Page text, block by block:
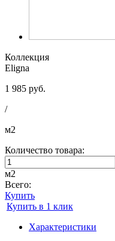
Коллекция
Eligna
1 985 руб.
/
м2
Количество товара:
м2
Всего:
Купить
Купить в 1 клик
Характеристики